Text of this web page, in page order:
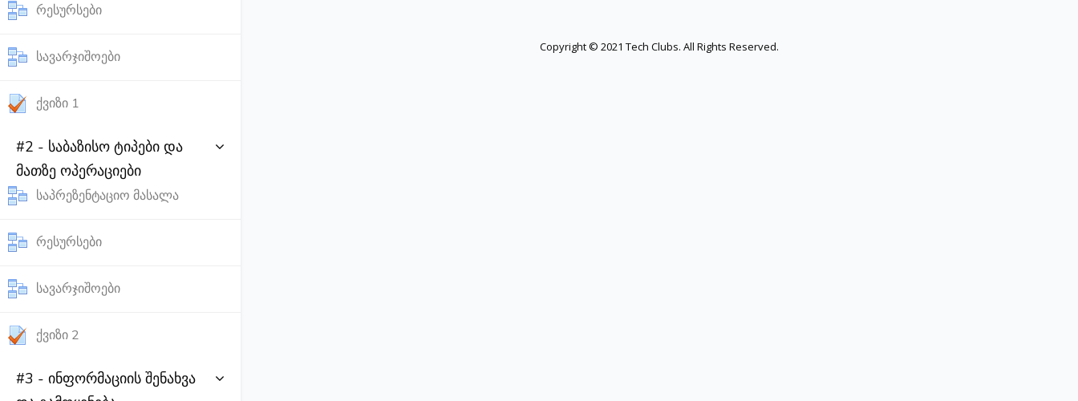
რესურსებიგაკვეთილი
სავარჯიშოებიგაკვეთილი
ქვიზი 1
#2 - საბაზისო ტიპები და
მათზე ოპერაციები
საპრეზენტაციო მასალაგაკვეთილი
რესურსებიგაკვეთილი
სავარჯიშოებიგაკვეთილი
ქვიზი 2
#3 - ინფორმაციის შენახვა
Copyright © 2021 Tech Clubs. All Rights Reserved.